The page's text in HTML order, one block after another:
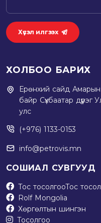
Хүсэл илгээх
ХОЛБОО БАРИХ
Ерөнхий сайд
байр Сүхбаатар
улс
(+976) 1133-0153
info@petrovis.mn
СОШИАЛ СУВГУУД
Тос тосолгооТос
Rolf Mongolia
Хөргөлтын шингэн
Тосолгоо